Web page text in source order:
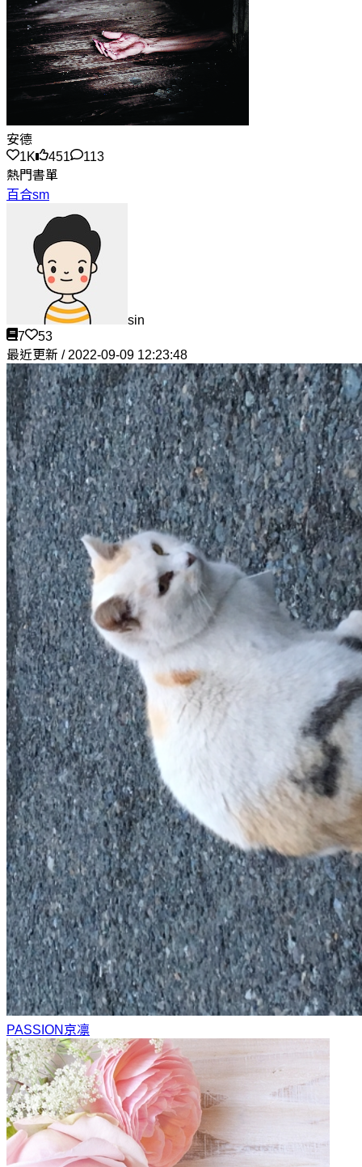
安德
1K
451
113
熱門書單
百合sm
sin
7
53
最近更新 / 2022-09-09 12:23:48
PASSION 京凛